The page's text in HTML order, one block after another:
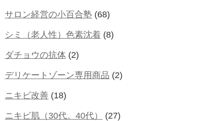
サロン経営の小百合塾 (68)
シミ（老人性）色素沈着 (8)
ダチョウの抗体 (2)
デリケートゾーン専用商品 (2)
ニキビ改善 (18)
ニキビ肌（30代。40代） (27)